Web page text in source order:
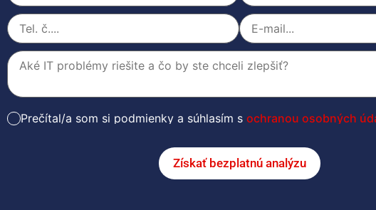
Prečítal/a som si podmienky a súhlasím sochranou osobných
Získať bezplatnú analýzu